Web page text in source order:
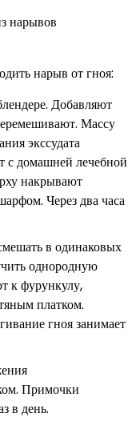
нарывов
нарыв от гноя:
Добавляют
Массу
экссудата
домашней лечебной
накрывают
Через два часа
в одинаковых
однородную
к фурункулу,
платком.
гноя занимает
Примочки
в день.